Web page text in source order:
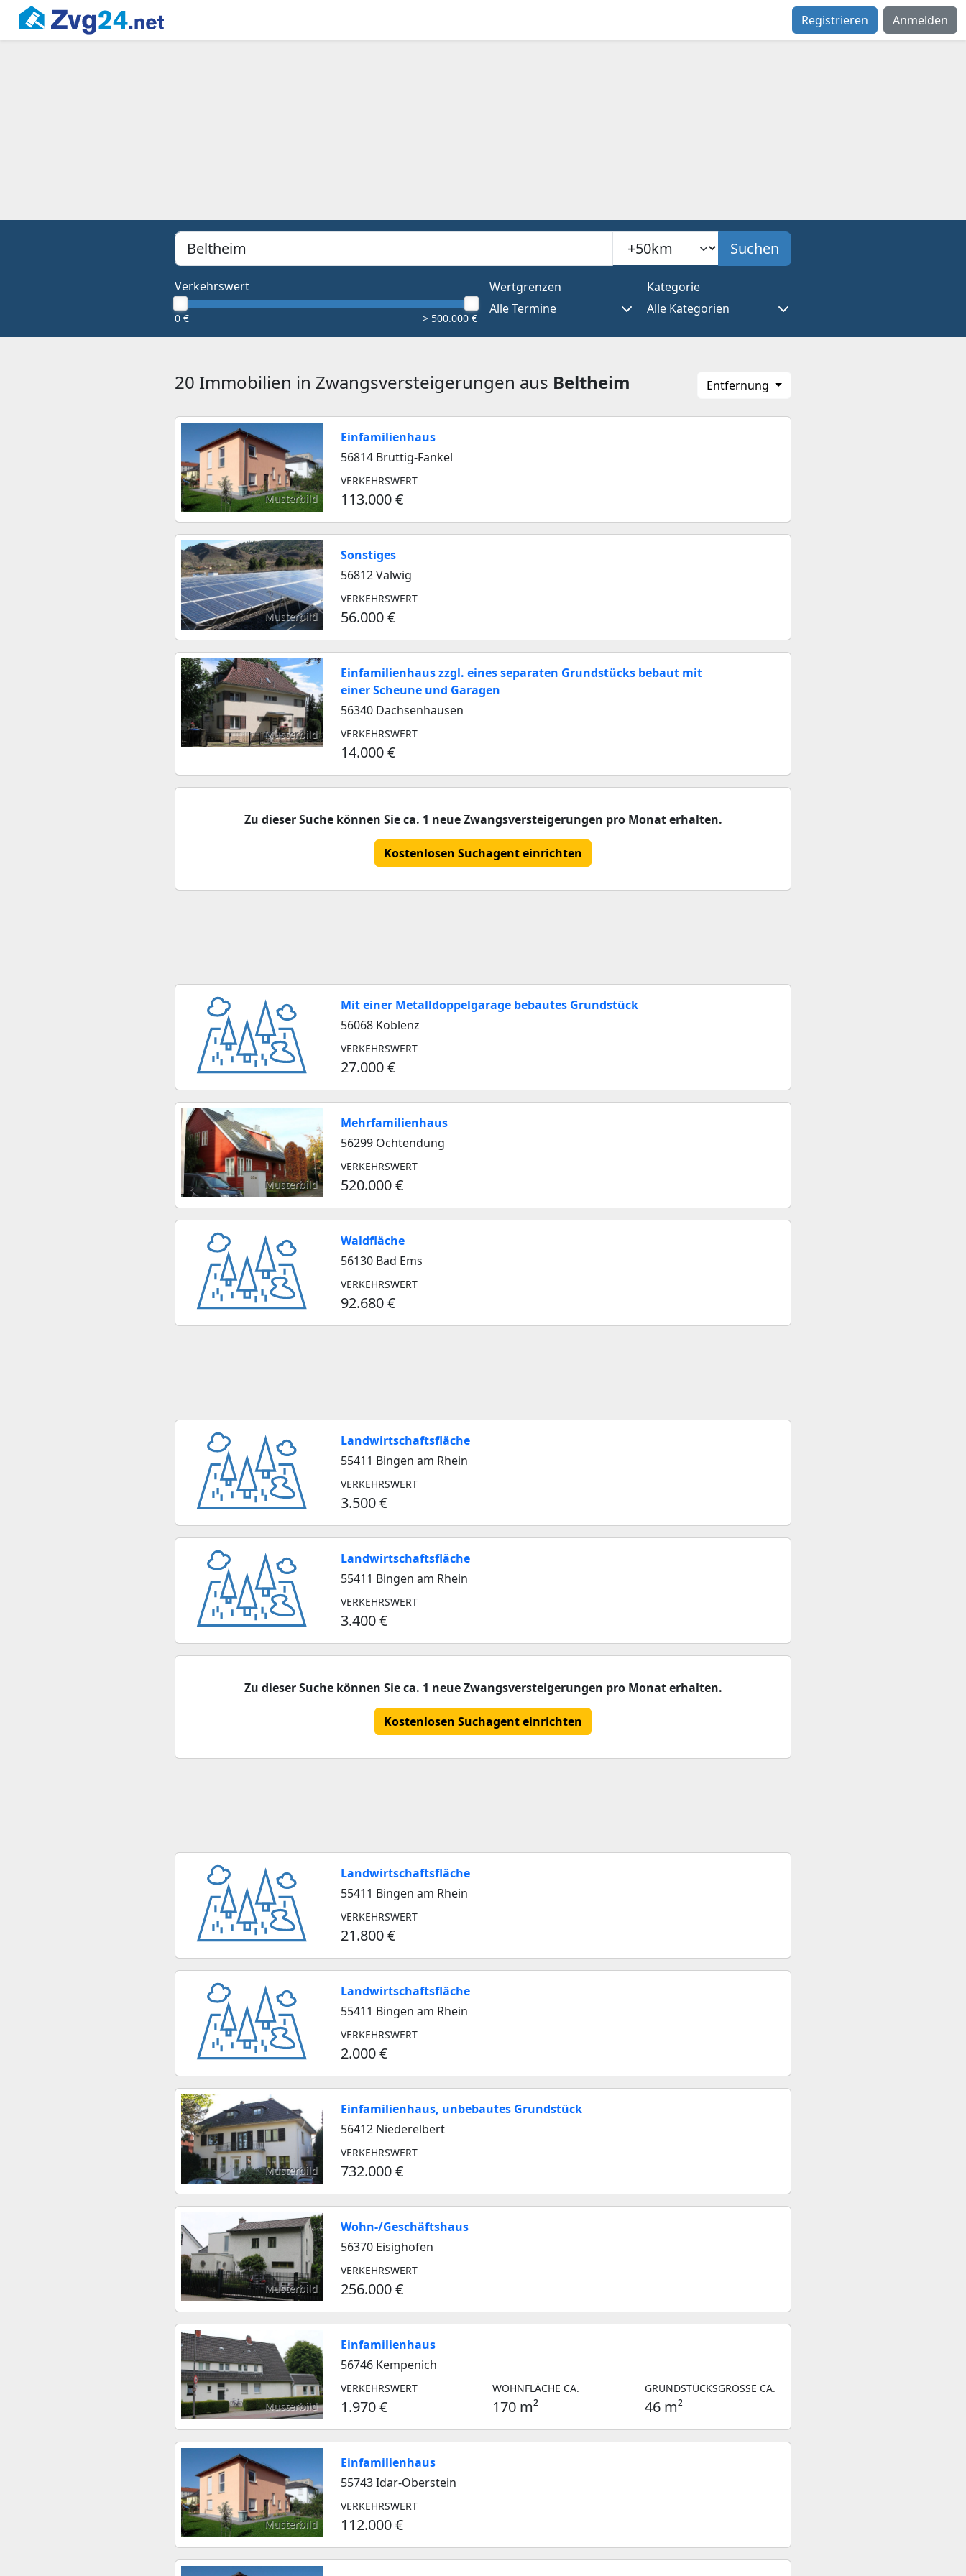
Registrieren Anmelden
PLZ, Ort oder Bundesland Suchradius Suchen
Verkehrswert
0 € > 500.000 €
Wertgrenzen
Alle Termine
Kategorie
Alle Kategorien
20 Immobilien in Zwangsversteigerungen aus Beltheim Entfernung
Musterbild
Einfamilienhaus
56814 Bruttig-Fankel
VERKEHRSWERT
113.000 €
Musterbild
Sonstiges
56812 Valwig
VERKEHRSWERT
56.000 €
Musterbild
Einfamilienhaus zzgl. eines separaten Grundstücks bebaut mit
einer Scheune und Garagen
56340 Dachsenhausen
VERKEHRSWERT
14.000 €
Zu dieser Suche können Sie ca. 1 neue Zwangsversteigerungen pro Monat erhalten.
Kostenlosen Suchagent einrichten
Mit einer Metalldoppelgarage bebautes Grundstück
56068 Koblenz
VERKEHRSWERT
27.000 €
Musterbild
Mehrfamilienhaus
56299 Ochtendung
VERKEHRSWERT
520.000 €
Waldfläche
56130 Bad Ems
VERKEHRSWERT
92.680 €
Landwirtschaftsfläche
55411 Bingen am Rhein
VERKEHRSWERT
3.500 €
Landwirtschaftsfläche
55411 Bingen am Rhein
VERKEHRSWERT
3.400 €
Zu dieser Suche können Sie ca. 1 neue Zwangsversteigerungen pro Monat erhalten.
Kostenlosen Suchagent einrichten
Landwirtschaftsfläche
55411 Bingen am Rhein
VERKEHRSWERT
21.800 €
Landwirtschaftsfläche
55411 Bingen am Rhein
VERKEHRSWERT
2.000 €
Musterbild
Einfamilienhaus, unbebautes Grundstück
56412 Niederelbert
VERKEHRSWERT
732.000 €
Musterbild
Wohn-/Geschäftshaus
56370 Eisighofen
VERKEHRSWERT
256.000 €
Musterbild
Einfamilienhaus
56746 Kempenich
VERKEHRSWERT
1.970 €
WOHNFLÄCHE CA.
170 m²
GRUNDSTÜCKSGRÖSSE CA.
46 m²
Musterbild
Einfamilienhaus
55743 Idar-Oberstein
VERKEHRSWERT
112.000 €